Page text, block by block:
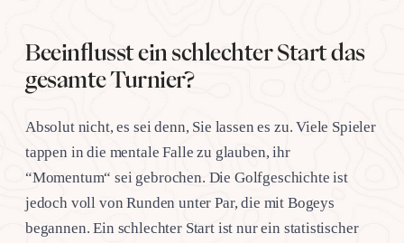
Beeinflusst ein schlechter Start das
gesamte Turnier?
Absolut nicht, es sei denn, Sie lassen es zu. Viele Spieler
tappen in die mentale Falle zu glauben, ihr
“Momentum“ sei gebrochen. Die Golfgeschichte ist
jedoch voll von Runden unter Par, die mit Bogeys
begannen. Ein schlechter Start ist nur ein statistischer